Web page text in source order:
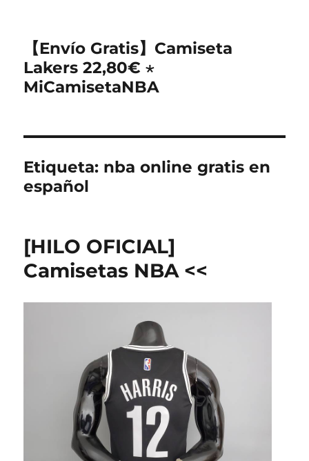
【Envío Gratis】Camiseta
Lakers 22,80€ ⋆
MiCamisetaNBA
Etiqueta: nba online gratis en
español
[HILO OFICIAL]
Camisetas NBA <<